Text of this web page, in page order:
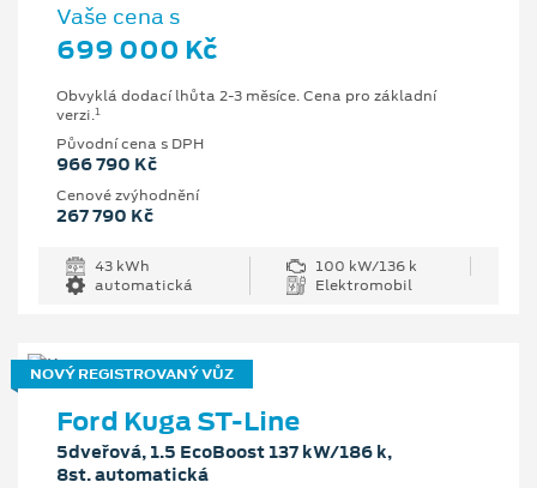
Vaše cena s
699 000 Kč
Obvyklá dodací lhůta 2-3 měsíce. Cena pro základní
verzi.1
Původní cena s DPH
966 790 Kč
Cenové zvýhodnění
267 790 Kč
43 kWh
100 kW/136 k
automatická
Elektromobil
NOVÝ REGISTROVANÝ VŮZ
Ford Kuga ST-Line
5dveřová, 1.5 EcoBoost 137 kW/186 k,
8st. automatická